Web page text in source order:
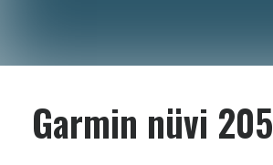
Garmin nüvi 205